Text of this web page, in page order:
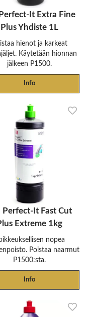
It Extra Fine
Plus Yhdiste 1L
hienot ja karkeat
Käytetään hionnan
jälkeen P1500.
Info
Perfect-It Fast Cut
Extreme 1kg
nopea
Poistaa naarmut
P1500:sta.
Info